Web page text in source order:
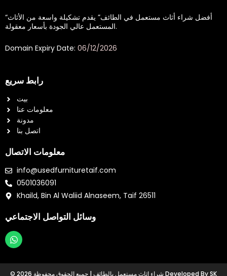
“أفضل شراء أثاث مستعمل في الطائف” يقدم تشكيلة واسعة من الأثاث
المستعمل عالي الجودة بأسعار معقولة.
Domain Expiry Date: 06/12/2026
رابط سريع
بيت
معلومات عنا
مدونة
اتصل بنا
معلومات الاتصال
info@usedfurnituretaif.com
0501036091
Khaild, Bin Al Waliid Alnaseem, Taif 26511
وسائل التواصل الاجتماعي
W
a
t
© 2026 شراء اثاث مستعمل بالطائف | جميع الحقوق محفوظة Developed By SK